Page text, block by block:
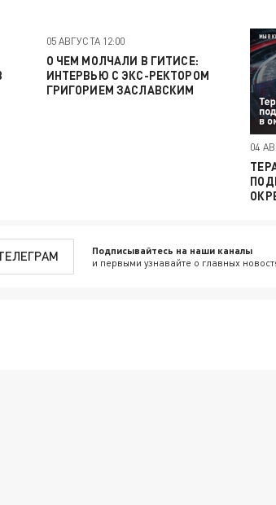
05 АВГУСТА 12:00
О ЧЕМ МОЛЧАЛИ В ГИТИСЕ:
ИНТЕРВЬЮ С ЭКС-РЕКТОРОМ
ГРИГОРИЕМ ЗАСЛАВСКИМ
04
Подписывайтесь на наши каналы
и первыми узнавайте о главных